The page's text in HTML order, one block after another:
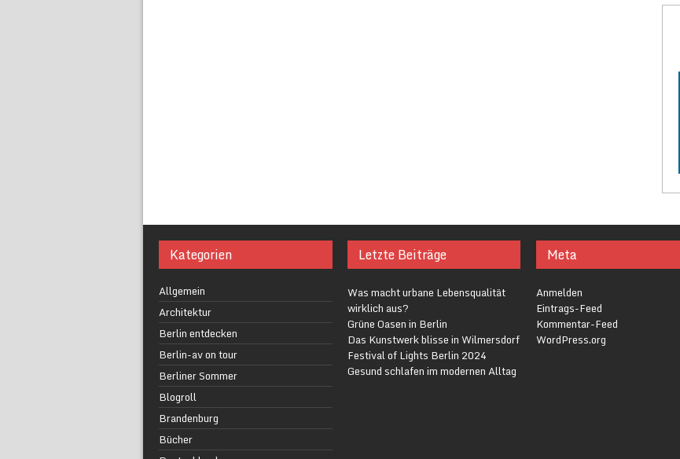
Kategorien
Allgemein
Architektur
Berlin entdecken
Berlin-av on tour
Berliner Sommer
Blogroll
Brandenburg
Bücher
Letzte Beiträge
Was macht urbane Lebensqualität
wirklich aus?
Grüne Oasen in Berlin
Das Kunstwerk blisse in Wilmersdorf
Festival of Lights Berlin 2024
Gesund schlafen im modernen Alltag
Meta
Anmelden
Eintrags-Feed
Kommentar-Feed
WordPress.org